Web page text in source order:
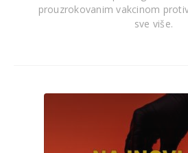
prouzrokovanim vakcinom
sve više.